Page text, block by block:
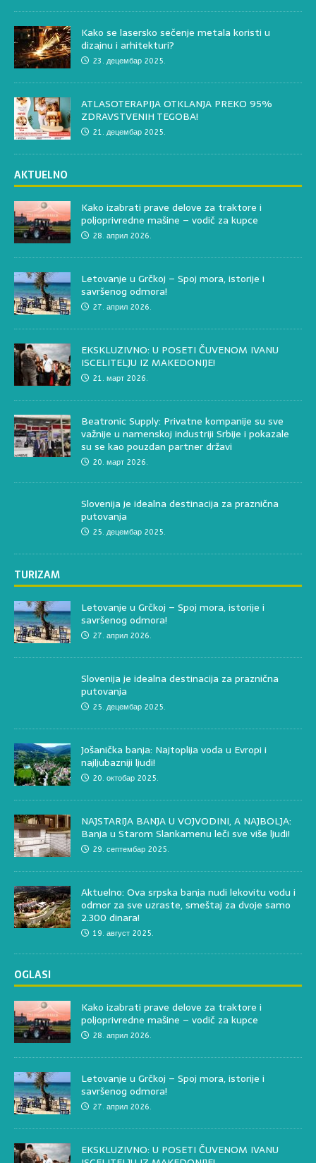
Kako se lasersko sečenje metala koristi u
dizajnu i arhitekturi?
23. децембар 2025.
ATLASOTERAPIJA OTKLANJA PREKO 95%
ZDRAVSTVENIH TEGOBA!
21. децембар 2025.
AKTUELNO
Kako izabrati prave delove za traktore i
poljoprivredne mašine – vodič za kupce
28. април 2026.
Letovanje u Grčkoj – Spoj mora, istorije i
savršenog odmora!
27. април 2026.
EKSKLUZIVNO: U POSETI ČUVENOM IVANU
ISCELITELJU IZ MAKEDONIJE!
21. март 2026.
Beatronic Supply: Privatne kompanije su sve
važnije u namenskoj industriji Srbije i pokazale
su se kao pouzdan partner državi
20. март 2026.
Slovenija je idealna destinacija za praznična
putovanja
25. децембар 2025.
TURIZAM
Letovanje u Grčkoj – Spoj mora, istorije i
savršenog odmora!
27. април 2026.
Slovenija je idealna destinacija za praznična
putovanja
25. децембар 2025.
Jošanička banja: Najtoplija voda u Evropi i
najljubazniji ljudi!
20. октобар 2025.
NAJSTARIJA BANJA U VOJVODINI, A NAJBOLJA:
Banja u Starom Slankamenu leči sve više ljudi!
29. септембар 2025.
Aktuelno: Ova srpska banja nudi lekovitu vodu i
odmor za sve uzraste, smeštaj za dvoje samo
2.300 dinara!
19. август 2025.
OGLASI
Kako izabrati prave delove za traktore i
poljoprivredne mašine – vodič za kupce
28. април 2026.
Letovanje u Grčkoj – Spoj mora, istorije i
savršenog odmora!
27. април 2026.
EKSKLUZIVNO: U POSETI ČUVENOM IVANU